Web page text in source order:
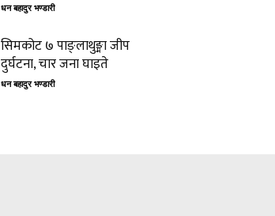
धन बहादुर भण्डारी
सिमकोट ७ पाङ्लाथुङ्मा जीप
दुर्घटना, चार जना घाइते
धन बहादुर भण्डारी